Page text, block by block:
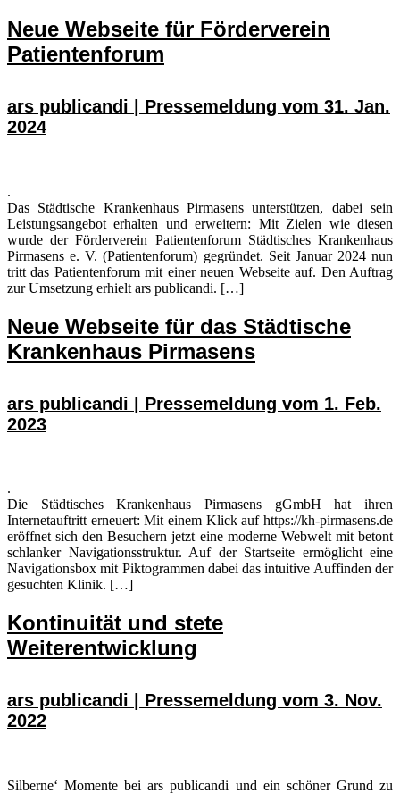
Neue Webseite für Förderverein
Patientenforum
ars publicandi | Pressemeldung vom 31. Jan.
2024
.
Das Städtische Krankenhaus Pirmasens unterstützen, dabei sein
Leistungsangebot erhalten und erweitern: Mit Zielen wie diesen
wurde der Förderverein Patientenforum Städtisches Krankenhaus
Pirmasens e. V. (Patientenforum) gegründet. Seit Januar 2024 nun
tritt das Patientenforum mit einer neuen Webseite auf. Den Auftrag
zur Umsetzung erhielt ars publicandi. […]
Neue Webseite für das Städtische
Krankenhaus Pirmasens
ars publicandi | Pressemeldung vom 1. Feb.
2023
.
Die Städtisches Krankenhaus Pirmasens gGmbH hat ihren
Internetauftritt erneuert: Mit einem Klick auf https://kh-pirmasens.de
eröffnet sich den Besuchern jetzt eine moderne Webwelt mit betont
schlanker Navigationsstruktur. Auf der Startseite ermöglicht eine
Navigationsbox mit Piktogrammen dabei das intuitive Auffinden der
gesuchten Klinik. […]
Kontinuität und stete
Weiterentwicklung
ars publicandi | Pressemeldung vom 3. Nov.
2022
Silberne‘ Momente bei ars publicandi und ein schöner Grund zu